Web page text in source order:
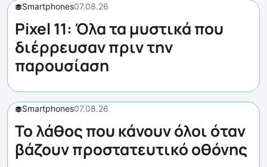
Smartphones07.08.26
Pixel 11: Όλα τα μυστικά που
διέρρευσαν πριν την
παρουσίαση
Smartphones07.08.26
Το λάθος που κάνουν όλοι όταν
βάζουν προστατευτικό οθόνης